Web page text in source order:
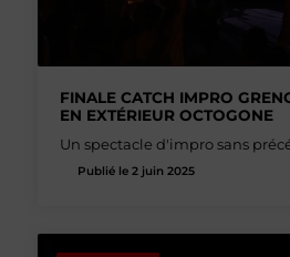
FINALE CATCH IMPRO
EN EXTÉRIEUR OCTOGONE
Un spectacle d'impro sans
Publié le 2 juin 2025